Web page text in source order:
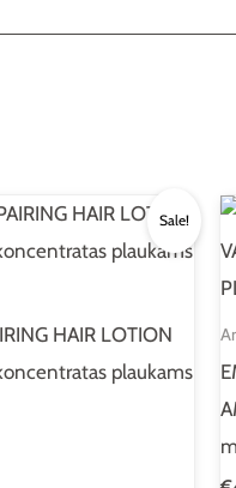
Sale!
HAIR LOTION
plaukams